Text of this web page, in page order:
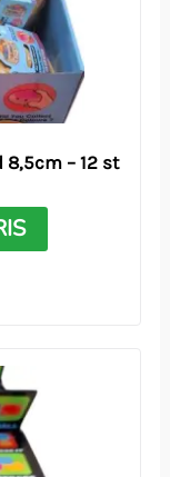
– 12 st